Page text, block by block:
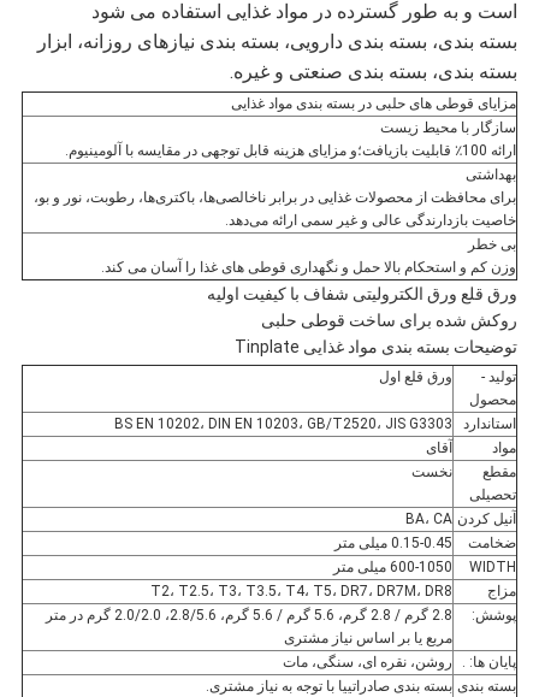
است و به طور گسترده در مواد غذایی استفاده می شود
بسته بندی، بسته بندی دارویی، بسته بندی نیازهای روزانه، ابزار
بسته بندی، بسته بندی صنعتی و غیره.
مزایای قوطی های حلبی در بسته بندی مواد غذایی
سازگار با محیط زیست
ارائه 100٪ قابلیت بازیافت؛و مزایای هزینه قابل توجهی در مقایسه با آلومینیوم.
بهداشتی
برای محافظت از محصولات غذایی در برابر ناخالصی‌ها، باکتری‌ها، رطوبت، نور و بو،
خاصیت بازدارندگی عالی و غیر سمی ارائه می‌دهد.
بی خطر
وزن کم و استحکام بالا حمل و نگهداری قوطی های غذا را آسان می کند.
ورق قلع ورق الکترولیتی شفاف با کیفیت اولیه
روکش شده برای ساخت قوطی حلبی
توضیحات بسته بندی مواد غذایی Tinplate
تولید -
محصول
ورق قلع اول
استاندارد
BS EN 10202، DIN EN 10203، GB/T2520، JIS G3303
مواد
آقای
مقطع
تحصیلی
نخست
آنیل کردن BA، CA
ضخامت
0.15-0.45 میلی متر
WIDTH
600-1050 میلی متر
مزاج
T2، T2.5، T3، T3.5، T4، T5، DR7، DR7M، DR8
پوشش:
2.8 گرم / 2.8 گرم، 5.6 گرم / 5.6 گرم، 2.8/5.6، 2.0/2.0 گرم در متر
مربع یا بر اساس نیاز مشتری
پایان ها: .
روشن، نقره ای، سنگی، مات
بسته بندی بسته بندی صادراتییا با توجه به نیاز مشتری.